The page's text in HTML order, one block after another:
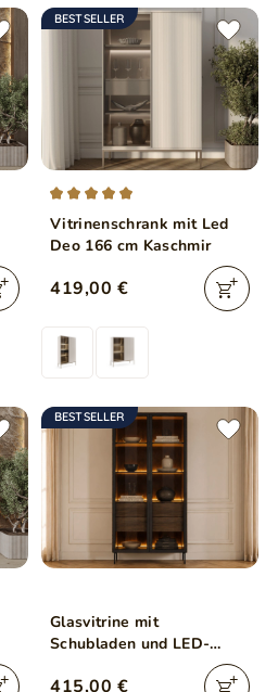
BESTSELLER
Vitrinenschrank mit Led
Deo 166 cm Kaschmir
419,00 €
BESTSELLER
Glasvitrine mit
Schubladen und LED-
Beleuchtung Lumina Eiche
Dunin
415,00 €